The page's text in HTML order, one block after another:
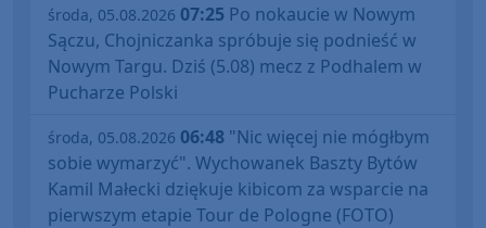
środa, 05.08.2026 07:25 Po nokaucie w Nowym
Sączu, Chojniczanka spróbuje się podnieść w
Nowym Targu. Dziś (5.08) mecz z Podhalem w
Pucharze Polski
środa, 05.08.2026 06:48 "Nic więcej nie mógłbym
sobie wymarzyć". Wychowanek Baszty Bytów
Kamil Małecki dziękuje kibicom za wsparcie na
pierwszym etapie Tour de Pologne (FOTO)